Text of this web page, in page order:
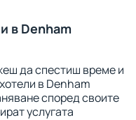
в Denham
да спестиш време и
в Denham
според своите
услугата